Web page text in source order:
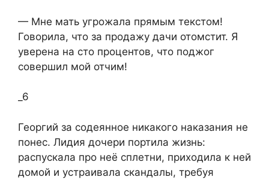
​— Мне мать угрожала прямым текстом!
Говорила, что за продажу дачи отомстит. Я
уверена на сто процентов, что поджог
совершил мой отчим!​
_6
​Георгий за содеянное никакого наказания не
понес. Лидия дочери портила жизнь:
распускала про неё сплетни, приходила к ней
домой и устраивала скандалы, требуя